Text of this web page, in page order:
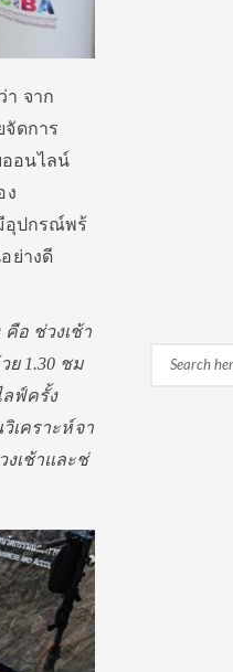
า จาก
จัดการ
ออนไลน์
ง
อุปกรณ์พร้
ย่างดี
คือ ช่วงเช้า
ย 1.30 ชม
ลฟ์ครั้ง
เคราะห์จา
เช้าและช่
Search